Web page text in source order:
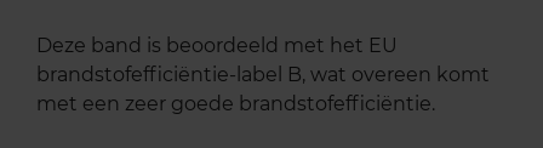
Deze band is beoordeeld met het EU
brandstofefficiëntie-label B, wat overeen komt
met een zeer goede brandstofefficiëntie.